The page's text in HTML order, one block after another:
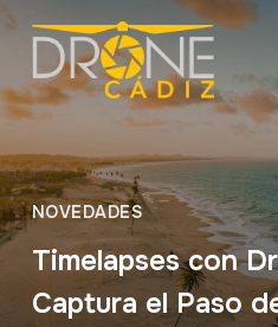
NOVEDADES
Timelapses con
Captura el Paso